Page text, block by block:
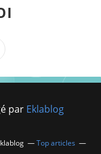
par Eklablog
Top articles